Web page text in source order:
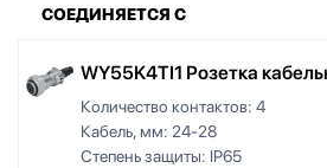
СОЕДИНЯЕТСЯ С
WY55K4TI1 Розетка
Количество контактов: 4
Кабель, мм: 24-28
Степень защиты: IP65